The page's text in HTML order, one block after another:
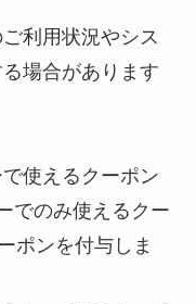
利用状況やシス
場合があります
使えるクーポン
でのみ使えるクー
ポンを付与しま